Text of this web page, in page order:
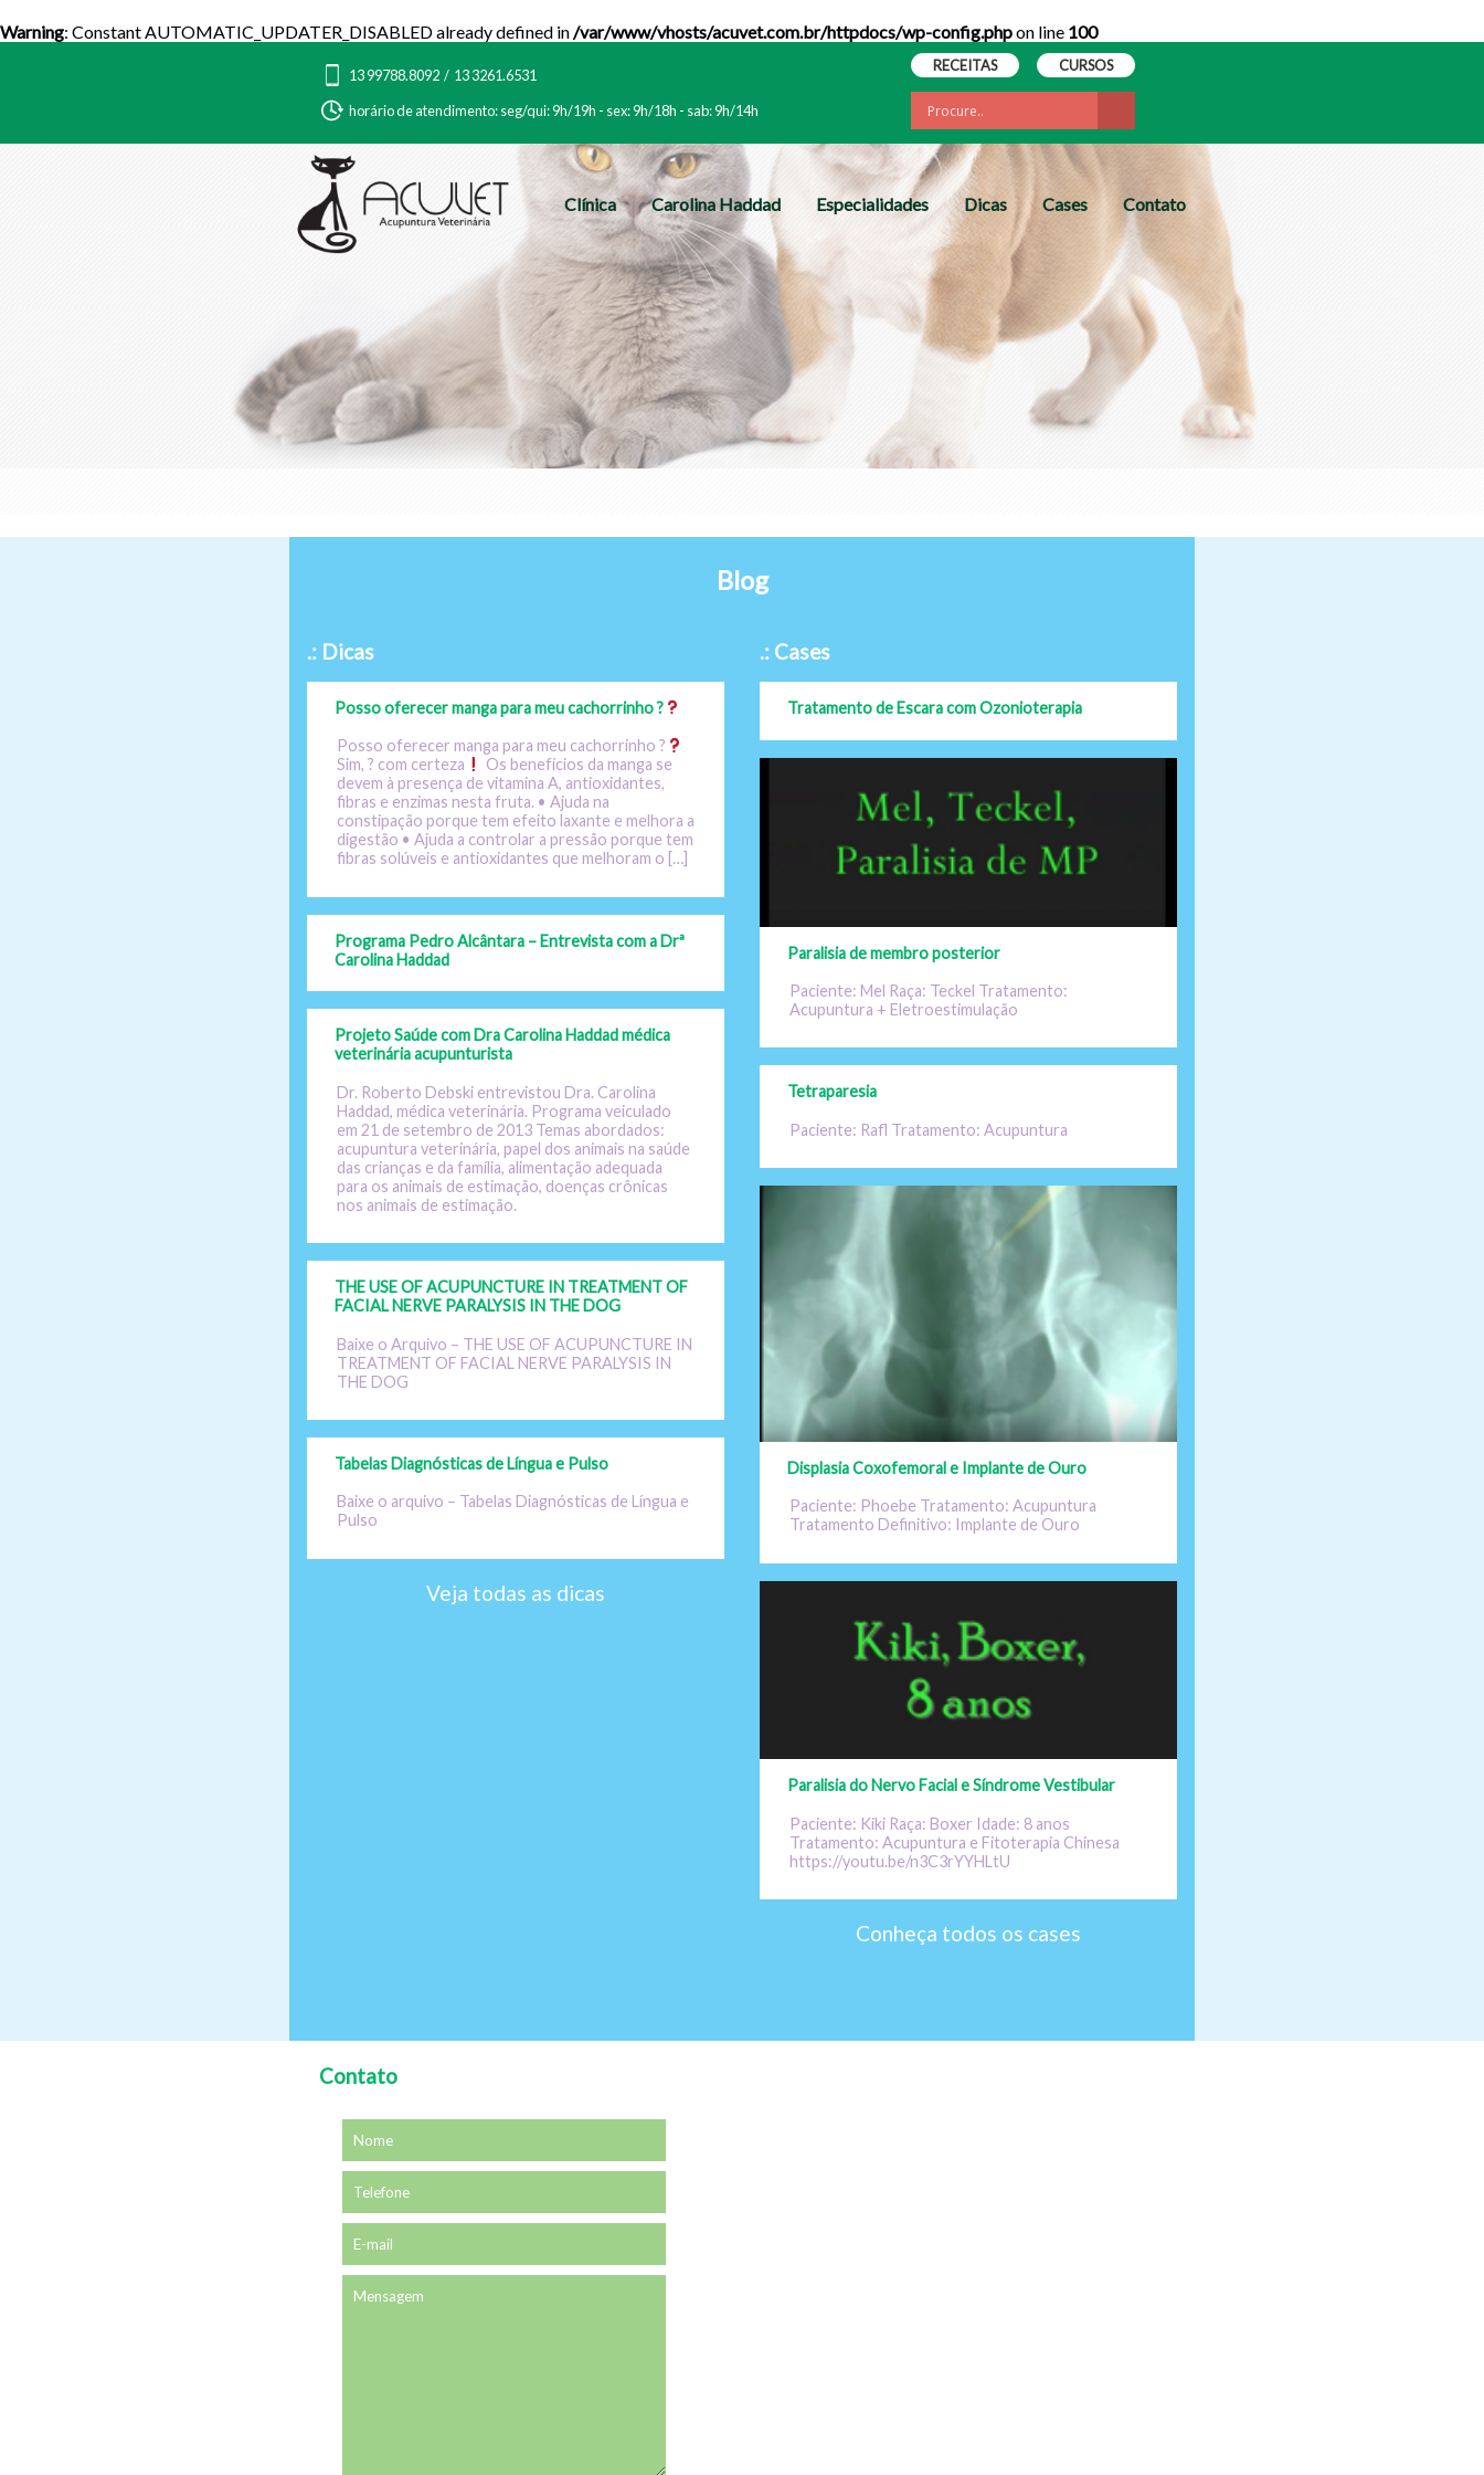
Warning: Constant AUTOMATIC_UPDATER_DISABLED already defined in/var/www/vhosts/acuvet.com.br/httpdocs/wp-config.phpon line 100
13 99788.8092 / 13 3261.6531
horário de atendimento: seg/qui: 9h/19h - sex: 9h/18h - sab: 9h/14h
RECEITAS CURSOS
Clínica Carolina Haddad Especialidades Dicas Cases Contato
Blog
.: Dicas
Posso oferecer manga para meu cachorrinho ?
Posso oferecer manga para meu cachorrinho ?
Sim, ? com certeza
Os benefícios da manga se
devem à presença de vitamina A, antioxidantes,
fibras e enzimas nesta fruta. • Ajuda na
constipação porque tem efeito laxante e melhora a
digestão • Ajuda a controlar a pressão porque tem
fibras solúveis e antioxidantes que melhoram o […]
Programa Pedro Alcântara – Entrevista com a Drª
Carolina Haddad
Projeto Saúde com Dra Carolina Haddad médica
veterinária acupunturista
Dr. Roberto Debski entrevistou Dra. Carolina
Haddad, médica veterinária. Programa veiculado
em 21 de setembro de 2013 Temas abordados:
acupuntura veterinária, papel dos animais na saúde
das crianças e da família, alimentação adequada
para os animais de estimação, doenças crônicas
nos animais de estimação.
THE USE OF ACUPUNCTURE IN TREATMENT OF
FACIAL NERVE PARALYSIS IN THE DOG
Baixe o Arquivo – THE USE OF ACUPUNCTURE IN
TREATMENT OF FACIAL NERVE PARALYSIS IN
THE DOG
Tabelas Diagnósticas de Língua e Pulso
Baixe o arquivo – Tabelas Diagnósticas de Língua e
Pulso
Veja todas as dicas
.: Cases
Tratamento de Escara com Ozonioterapia
Paralisia de membro posterior
Paciente: Mel Raça: Teckel Tratamento:
Acupuntura + Eletroestimulação
Tetraparesia
Paciente: Rafl Tratamento: Acupuntura
Displasia Coxofemoral e Implante de Ouro
Paciente: Phoebe Tratamento: Acupuntura
Tratamento Definitivo: Implante de Ouro
Paralisia do Nervo Facial e Síndrome Vestibular
Paciente: Kiki Raça: Boxer Idade: 8 anos
Tratamento: Acupuntura e Fitoterapia Chinesa
https://youtu.be/n3C3rYYHLtU
Conheça todos os cases
Contato